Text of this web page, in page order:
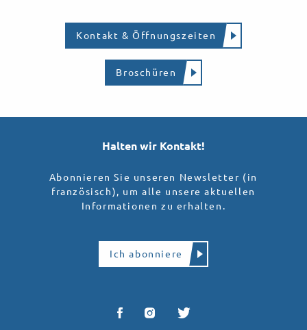
Kontakt & Öffnungszeiten
Broschüren
Halten wir Kontakt!
Abonnieren Sie unseren Newsletter (in
französisch), um alle unsere aktuellen
Informationen zu erhalten.
Ich abonniere